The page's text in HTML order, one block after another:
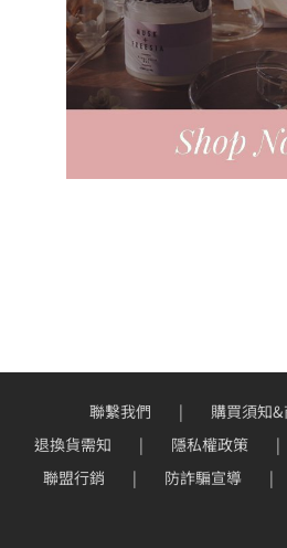
聯繫我們
購買須知
退換貨需知
隱私權政策
聯盟行銷
防詐騙宣導